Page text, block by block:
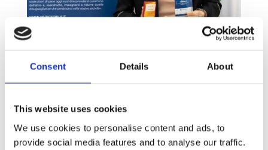
Consent Details About
This website uses cookies
We use cookies to personalise content and ads, to
provide social media features and to analyse our traffic.
Laura Cannavò